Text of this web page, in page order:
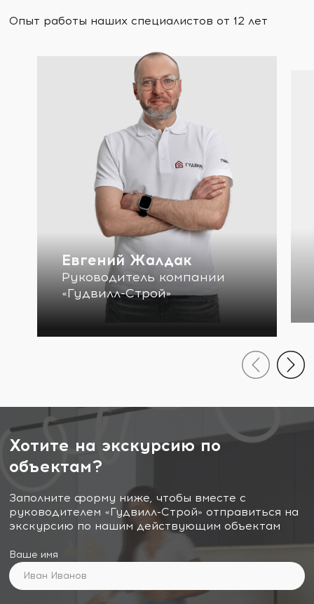
Опыт работы наших специалистов от 12 лет
Евгений Жалдак
Руководитель компании
«Гудвилл-Строй»
Хотите на экскурсию по
объектам?
Заполните форму ниже, чтобы вместе с
руководителем «Гудвилл-Строй» отправиться на
экскурсию по нашим действующим объектам
Ваше имя